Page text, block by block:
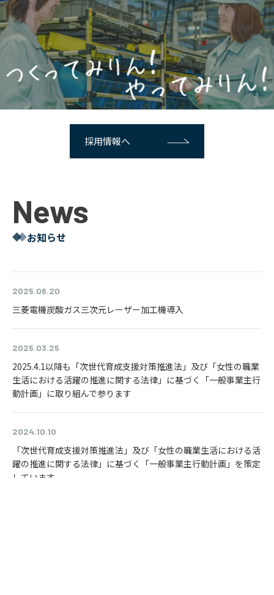
採用情報へ
News
お知らせ
2025.06.20
三菱電機炭酸ガス三次元レーザー加工機導入
2025.03.25
2025.4.1以降も「次世代育成支援対策推進法」及び「女性の職業
生活における活躍の推進に関する法律」に基づく「一般事業主行
動計画」に取り組んで参ります
2024.10.10
「次世代育成支援対策推進法」及び「女性の職業生活における活
躍の推進に関する法律」に基づく「一般事業主行動計画」を策定
しています